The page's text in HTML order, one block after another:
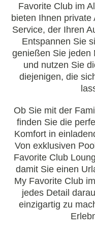
Favorite Club im
bieten Ihnen
Service, der Ihren
Entspannen Sie
genießen Sie jeden
und nutzen Sie
diejenigen, die
Ob Sie mit der
finden Sie die
Komfort in
Von exklusiven
Favorite Club
damit Sie einen
My Favorite Club
jedes Detail
einzigartig zu